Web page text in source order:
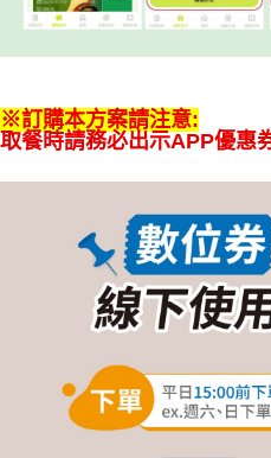
※訂購本方案請注意:
取餐時請務必出示APP優惠